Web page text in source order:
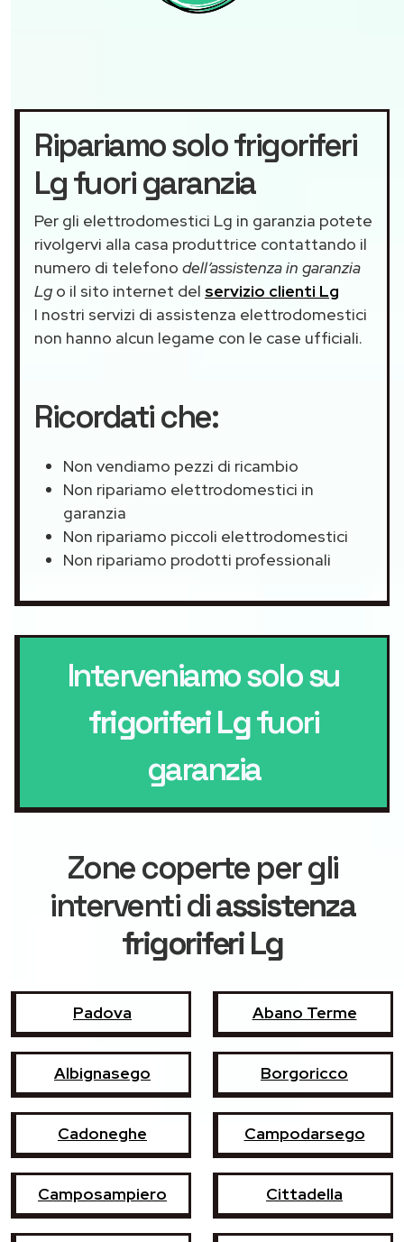
Ripariamo solo frigoriferi
Lg fuori garanzia
Per gli elettrodomestici Lg in garanzia potete
rivolgervi alla casa produttrice contattando il
numero di telefono dell’assistenza in garanzia
Lg o il sito internet del servizio clienti Lg
I nostri servizi di assistenza elettrodomestici
non hanno alcun legame con le case ufficiali.
Ricordati che:
Non vendiamo pezzi di ricambio
Non ripariamo elettrodomestici in
garanzia
Non ripariamo piccoli elettrodomestici
Non ripariamo prodotti professionali
Interveniamo solo su
frigoriferi Lgfuori
garanzia
Zone coperte per gli
interventi diassistenza
frigoriferi Lg
Padova Abano Terme
Albignasego Borgoricco
Cadoneghe Campodarsego
Camposampiero Cittadella